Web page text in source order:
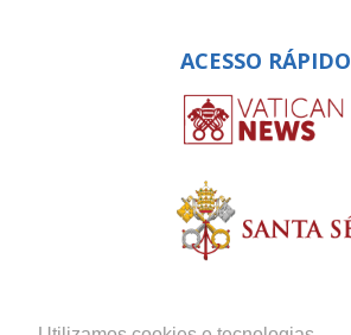
ACESSO RÁPIDO